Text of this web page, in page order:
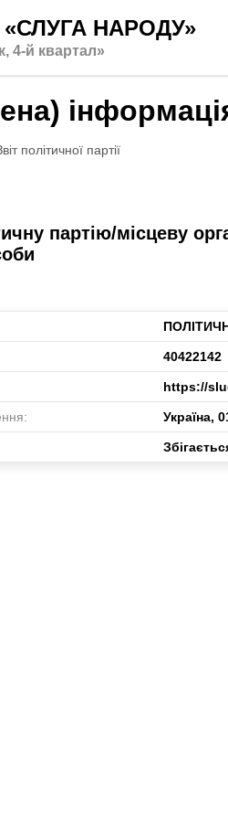
НАРОДУ»
4-й квартал»
політичної партії
партію/місцеву
40422142
https://
Україна,